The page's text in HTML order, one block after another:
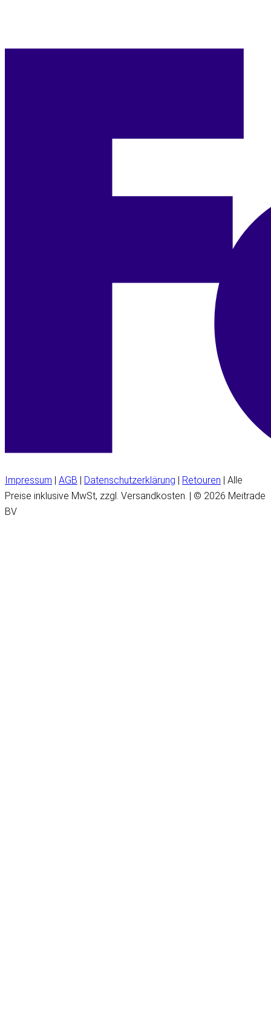
Impressum AGB Datenschutzerklärung Retouren | Alle
Preise inklusive MwSt, zzgl. Versandkosten. | © 2026 Meitrade
BV